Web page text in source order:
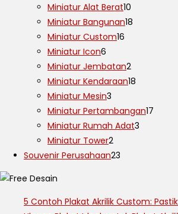
Miniatur Alat Berat10
Miniatur Bangunan18
Miniatur Custom16
Miniatur Icon6
Miniatur Jembatan2
Miniatur Kendaraan18
Miniatur Mesin3
Miniatur Pertambangan17
Miniatur Rumah Adat3
Miniatur Tower2
Souvenir Perusahaan23
5 Contoh Plakat Akrilik Custom: